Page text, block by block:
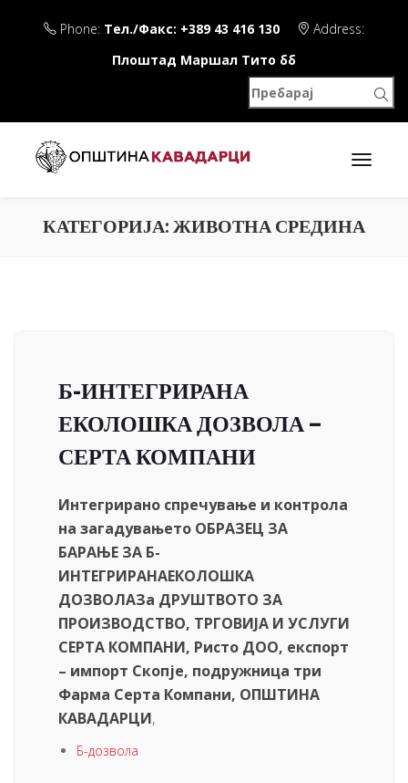
Phone: Тел./Факс: +389 43 416 130
Address:
Плоштад Маршал Тито бб
КАТЕГОРИЈА: ЖИВОТНА СРЕДИНА
Б-ИНТЕГРИРАНА
ЕКОЛОШКА ДОЗВОЛА –
СЕРТА КОМПАНИ
Интегрирано спречување и контрола
на загадувањето ОБРАЗЕЦ ЗА
БАРАЊЕ ЗА Б-
ИНТЕГРИРАНАЕКОЛОШКА
ДОЗВОЛАЗа ДРУШТВОТО ЗА
ПРОИЗВОДСТВО, ТРГОВИЈА И УСЛУГИ
СЕРТА КОМПАНИ, Ристо ДОО, експорт
– импорт Скопје, подружница три
Фарма Серта Компани, ОПШТИНА
КАВАДАРЦИ,
Б-дозвола